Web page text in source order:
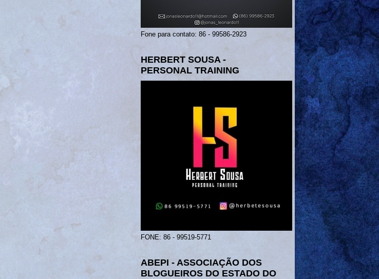
Fone para contato: 86 - 99586-2923
HERBERT SOUSA -
PERSONAL TRAINING
FONE: 86 - 99519-5771
ABEPI - ASSOCIAÇÃO DOS
BLOGUEIROS DO ESTADO DO